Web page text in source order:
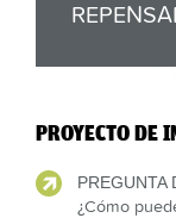
PROYECTO DE
PREGUNTA
¿Cómo